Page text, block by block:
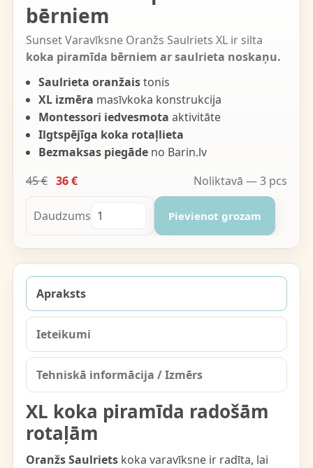
bērniem
Sunset Varavīksne Oranžs Saulriets XL ir silta
koka piramīda bērniem ar saulrieta noskaņu.
Saulrieta oranžaistonis
XL izmēra masīvkoka konstrukcija
Montessori iedvesmota aktivitāte
Ilgtspējīga koka rotaļlieta
Bezmaksas piegādeno Barin.lv
45 € 36 € Noliktavā — 3 pcs
Daudzums Pievienot grozam
Apraksts
Ieteikumi
Tehniskā informācija / Izmērs
XL koka piramīda radošām
rotaļām
Oranžs Saulrietskoka varavīksne ir radīta, lai